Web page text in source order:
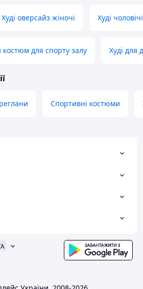
Худі оверсайз жіночі Худі чоловічі
для спорту залу Худі для
Спортивні костюми